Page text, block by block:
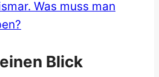
Was muss man
Blick